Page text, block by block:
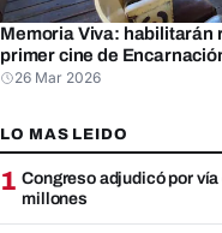
Memoria Viva: habilitarán
primer cine de
26 Mar 2026
LO MAS LEIDO
1 Congreso adjudicó por
millones